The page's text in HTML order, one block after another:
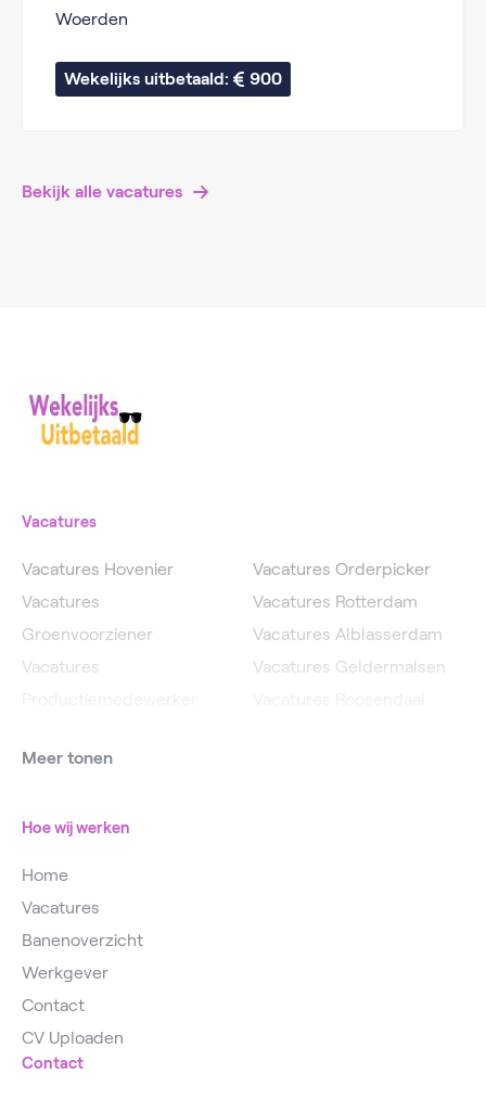
Woerden
Wekelijks uitbetaald: 900
Bekijk alle vacatures
Vacatures
Vacatures Hovenier
Vacatures
Groenvoorziener
Vacatures
Vacatures
Vacatures Orderpicker
Vacatures Rotterdam
Vacatures Alblasserdam
Vacatures Geldermalsen
Meer tonen
Hoe wij werken
Home
Vacatures
Banenoverzicht
Werkgever
Contact
CV Uploaden
Contact